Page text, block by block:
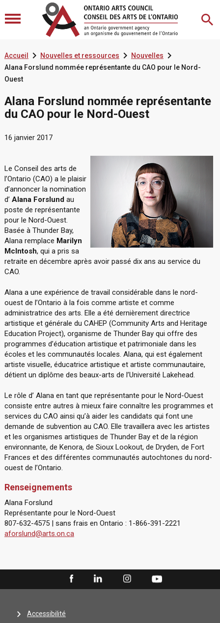
Accueil  Nouvelles et ressources Nouvelles
Alana Forslund nommée représentante du CAO pour le Nord-
Ouest
Alana Forslund nommée représentante
du CAO pour le Nord-Ouest
16 janvier 2017
Le Conseil des arts de
l’Ontario (CAO) a le plaisir
d’annoncer la nomination
d’ Alana Forslundau
poste de représentante
pour le Nord-Ouest.
Basée à Thunder Bay,
Alana remplace Marilyn
McIntosh, qui a pris sa
retraite en décembre après avoir passé dix ans au service du
CAO.
Alana a une expérience de travail considérable dans le nord-
ouest de l’Ontario à la fois comme artiste et comme
administratrice des arts. Elle a été dernièrement directrice
artistique et générale du CAHEP (Community Arts and Heritage
Education Project), organisme de Thunder Bay qui offre des
programmes d’éducation artistique et patrimoniale dans les
écoles et les communautés locales. Alana, qui est également
artiste visuelle, éducatrice artistique et artiste communautaire,
détient un diplôme des beaux-arts de l’Université Lakehead.
Le rôle d’ Alana en tant que représentante pour le Nord-Ouest
consiste entre autres à mieux faire connaître les programmes et
services du CAO ainsi qu’à aider les candidats qui font une
demande de subvention au CAO. Elle travaillera avec les artistes
et les organismes artistiques de Thunder Bay et de la région
environnante, de Kenora, de Sioux Lookout, de Dryden, de Fort
Frances et des différentes communautés autochtones du nord-
ouest de l’Ontario.
Renseignements
Alana Forslund
Représentante pour le Nord-Ouest
807-632-4575 | sans frais en Ontario : 1-866-391-2221
aforslund@arts.on.ca
Accessibilité